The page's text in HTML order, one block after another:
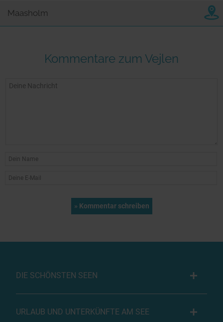
Maasholm
Kommentare zum Vejlen
DIE SCHÖNSTEN SEEN
URLAUB UND UNTERKÜNFTE AM SEE